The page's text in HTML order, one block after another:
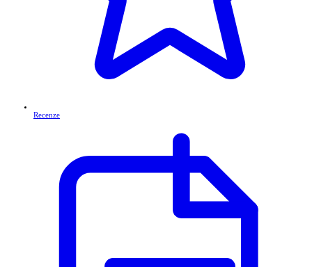
Recenze